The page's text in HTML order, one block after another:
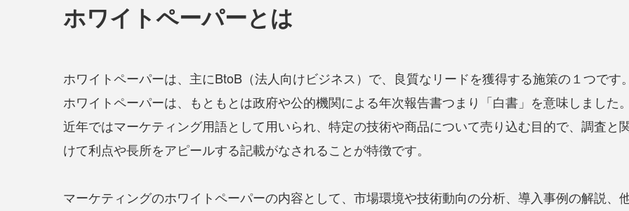
ホワイトペーパーとは
ホワイトペーパーは、主にBtoB（法人向けビジネス）で、良質なリードを獲得する施策の１つです
ホワイトペーパーは、もともとは政府や公的機関による年次報告書つまり「白書」を意味しました
近年ではマーケティング用語として用いられ、特定の技術や商品について売り込む目的で、調査と
けて利点や長所をアピールする記載がなされることが特徴です。
マーケティングのホワイトペーパーの内容として、市場環境や技術動向の分析、導入事例の解説、